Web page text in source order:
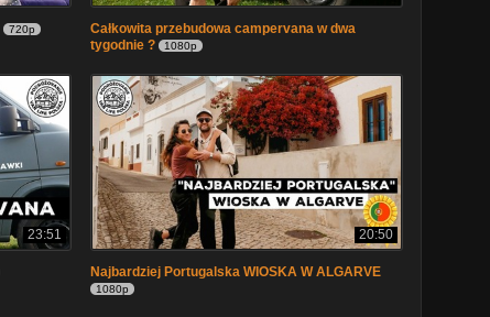
720p
Całkowita przebudowa campervana w dwa
tygodnie ?
1080p
23:51 20:50
Najbardziej Portugalska WIOSKA W ALGARVE
1080p